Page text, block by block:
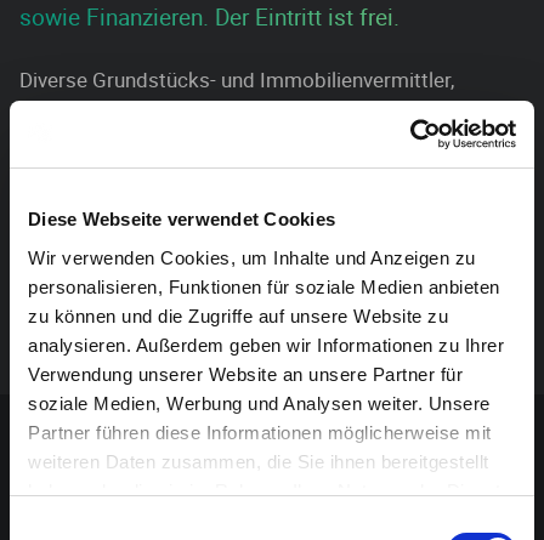
Diese Webseite verwendet Cookies
Wir verwenden Cookies, um Inhalte und Anzeigen zu
personalisieren, Funktionen für soziale Medien anbieten
zu können und die Zugriffe auf unsere Website zu
analysieren. Außerdem geben wir Informationen zu Ihrer
Verwendung unserer Website an unsere Partner für
soziale Medien, Werbung und Analysen weiter. Unsere
Partner führen diese Informationen möglicherweise mit
weiteren Daten zusammen, die Sie ihnen bereitgestellt
haben oder die sie im Rahmen Ihrer Nutzung der Dienste
sowie Finanzieren. Der Eintritt ist frei.
Diverse Grundstücks- und Immobilienvermittler,
Bauunternehmer, Architekten, Energieversorger und -
berater, Versicherer und Finanzdienstleister
Publikum.
Veranstaltet wird die Immobilienmesse durch das
GrenzEcho. Medienpartner sind Radio Contact,
Sudpresse, Le Soir, Wochenspiegel und Kurier-Journal.
Sponsoren-Inhalt